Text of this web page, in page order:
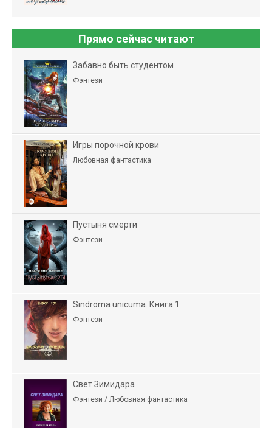
Прямо сейчас читают
Забавно быть студентом
Фэнтези
Игры порочной крови
Любовная фантастика
Пустыня смерти
Фэнтези
Sindroma unicuma. Книга 1
Фэнтези
Свет Зимидара
Фэнтези / Любовная фантастика